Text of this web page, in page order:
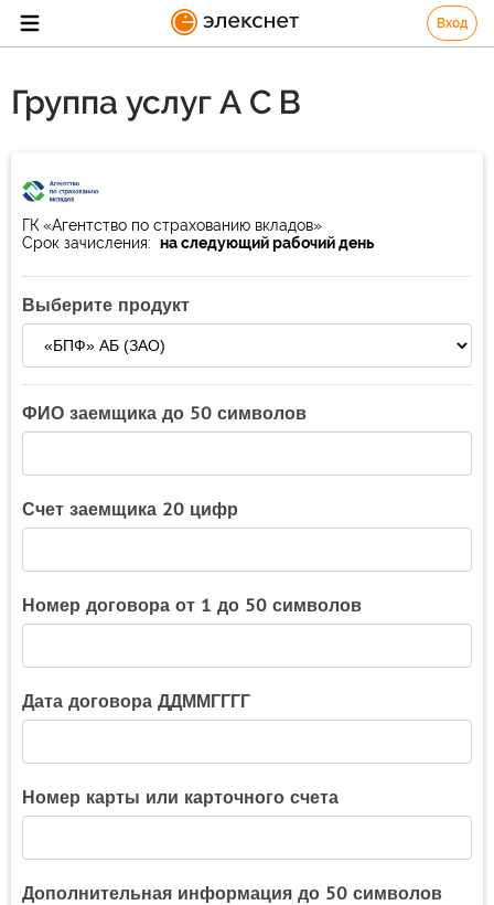
Вход
Группа услуг А С В
ГК «Агентство по страхованию вкладов»
Срок зачисления: на следующий рабочий день
Выберите продукт
ФИО заемщика до 50 символов
Счет заемщика 20 цифр
Номер договора от 1 до 50 символов
Дата договора ДДММГГГГ
Номер карты или карточного счета
Дополнительная информация до 50 символов